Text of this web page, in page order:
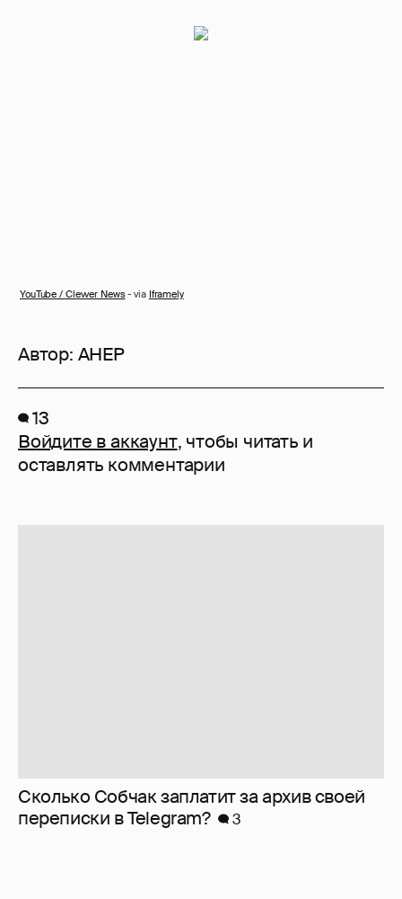
YouTube / Clevver News- via Iframely
Автор: AHEP
13
Войдите в аккаунт, чтобы читать и
оставлять комментарии
Сколько Собчак заплатит за архив своей
перeписки в Telegram?
3